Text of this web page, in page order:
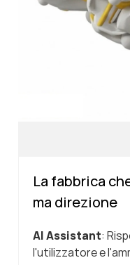
La fabbrica
ma direzione
AI Assistant:
l'utilizzatore e